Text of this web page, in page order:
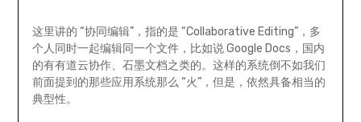
这里讲的 “协同编辑”，指的是 “Collaborative Editing”，多
个人同时一起编辑同一个文件，比如说 Google Docs，国内
的有有道云协作、石墨文档之类的。这样的系统倒不如我们
前面提到的那些应用系统那么 “火”，但是，依然具备相当的
典型性。